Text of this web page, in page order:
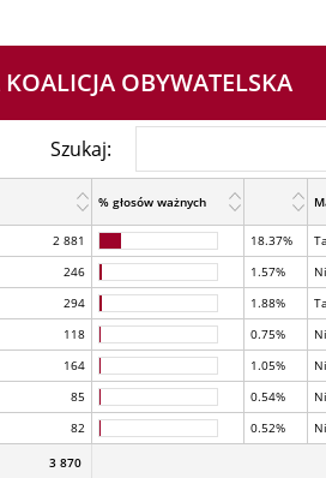
OBYWATELSKA
Szukaj:
% głosów ważnych
2 881 18.37%
246 1.57%
294 1.88%
118 0.75%
164 1.05%
85 0.54%
82 0.52%
3 870